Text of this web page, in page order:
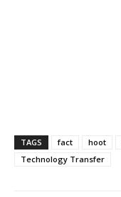
TAGS fact hoot
Technology Transfer